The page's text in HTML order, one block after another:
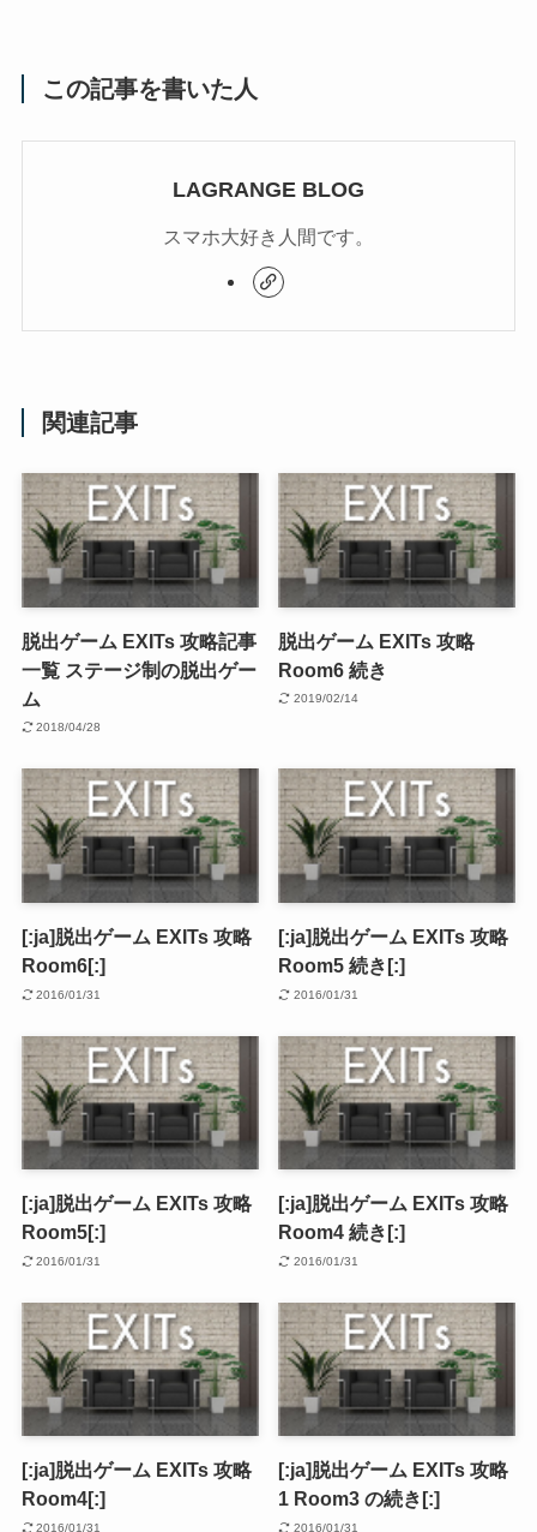
この記事を書いた人
LAGRANGE BLOG
スマホ大好き人間です。
関連記事
脱出ゲーム EXITs 攻略記事
一覧 ステージ制の脱出ゲー
ム
2018/04/28
脱出ゲーム EXITs 攻略
Room6 続き
2019/02/14
[:ja]脱出ゲーム EXITs 攻略
Room6[:]
2016/01/31
[:ja]脱出ゲーム EXITs 攻略
Room5 続き[:]
2016/01/31
[:ja]脱出ゲーム EXITs 攻略
Room5[:]
2016/01/31
[:ja]脱出ゲーム EXITs 攻略
Room4 続き[:]
2016/01/31
[:ja]脱出ゲーム EXITs 攻略
Room4[:]
2016/01/31
[:ja]脱出ゲーム EXITs 攻略
1 Room3 の続き[:]
2016/01/31